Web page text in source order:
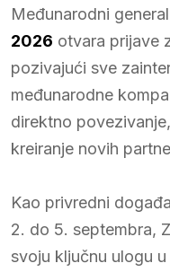
Međunarodni
2026 otvara prijave
pozivajući sve
međunarodne
direktno
kreiranje novih
Kao privredni
2. do 5. septembra,
svoju ključnu ulogu